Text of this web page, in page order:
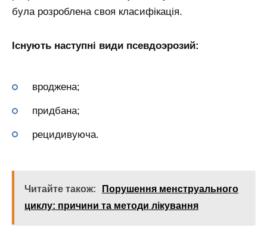
була розроблена своя класифікація.
Існують наступні види псевдоэрозий:
вроджена;
придбана;
рецидивуюча.
Читайте також:
Порушення менструального
циклу: причини та методи лікування